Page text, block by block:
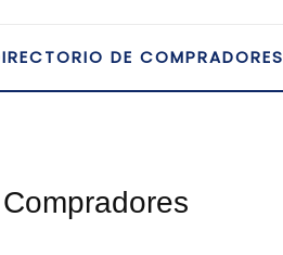
DE COMPRADORES